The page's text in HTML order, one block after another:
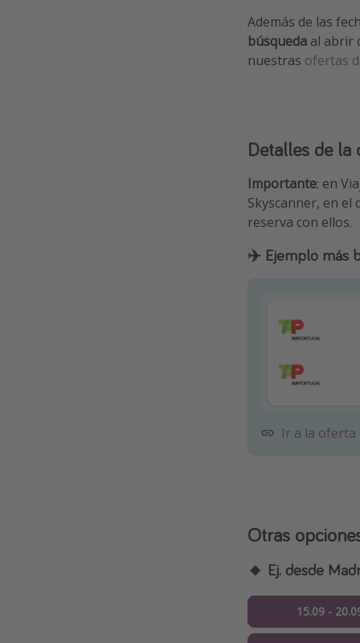
Además de las
búsqueda al abrir
nuestras ofertas
Detalles de la
Importante: en
Skyscanner, en el
reserva con ellos.
✈️ Ejemplo más
Ir a la oferta
Otras
🔸 Ej. desde
15.09 -